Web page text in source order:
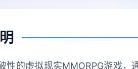
性的虚拟现实MMORPG游戏